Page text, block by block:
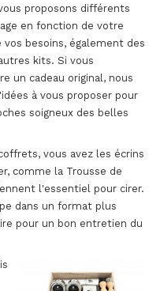
proposons différents
en fonction de votre
vos besoins, également des
kits. Si vous
un cadeau original, nous
à vous proposer pour
soigneux des belles
vous avez les écrins
comme la Trousse de
l'essentiel pour cirer.
dans un format plus
pour un bon entretien du